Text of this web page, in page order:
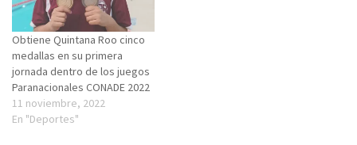
Obtiene Quintana Roo cinco
medallas en su primera
jornada dentro de los juegos
Paranacionales CONADE 2022
11 noviembre, 2022
En "Deportes"